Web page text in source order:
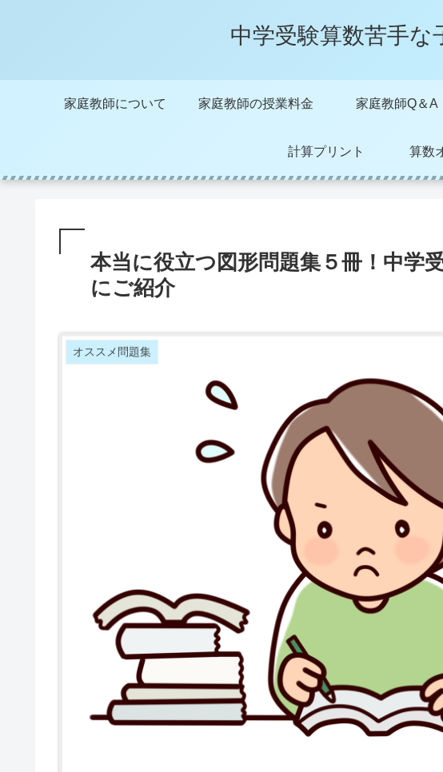
中学受験算数苦手
家庭教師について 家庭教師の授業料金 家庭教師Q＆A
計算プリント 算数
本当に役立つ図形問題集５冊！中学
にご紹介
オススメ問題集